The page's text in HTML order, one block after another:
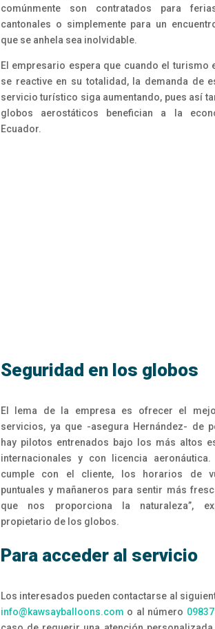
comúnmente son contratados para
cantonales o simplemente para un
que se anhela sea inolvidable.
El empresario espera que cuando el turismo
se reactive en su totalidad, la demanda de
servicio turístico siga aumentando, pues así
globos aerostáticos benefician a la
Ecuador.
Seguridad en los globos
El lema de la empresa es ofrecer el
servicios, ya que -asegura Hernández- de
hay pilotos entrenados bajo los más altos
internacionales y con licencia aeronáutica.
cumple con el cliente, los horarios de
puntuales y mañaneros para sentir más
que nos proporciona la naturaleza”,
propietario de los globos.
Para acceder al servicio
Los interesados pueden contactarse al
info@kawsayballoons.com o al número